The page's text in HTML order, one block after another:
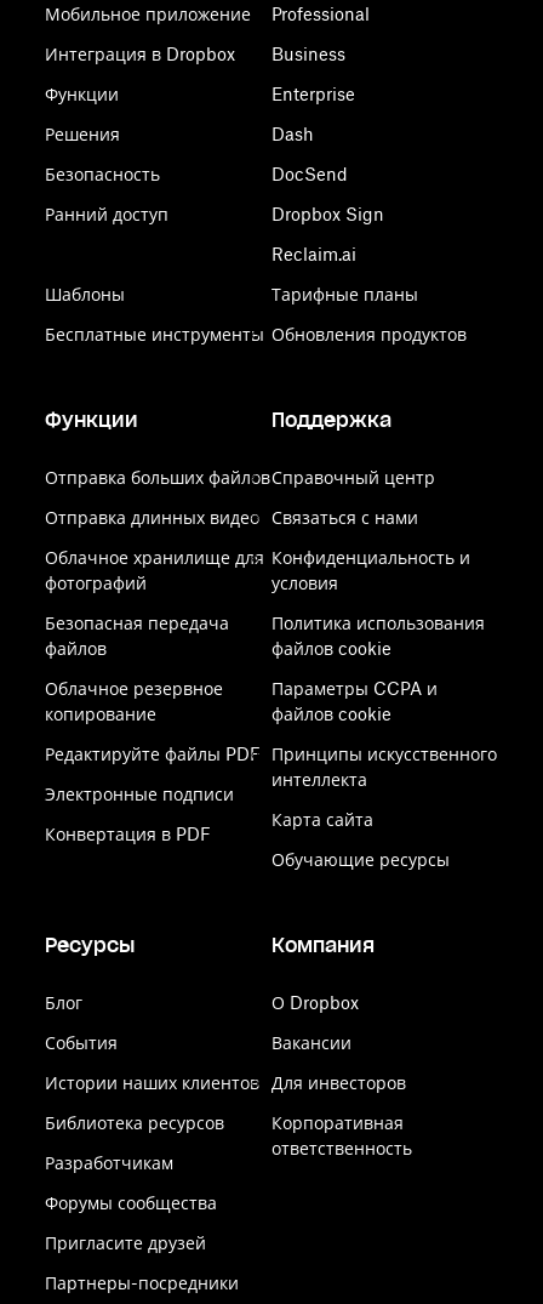
Мобильное приложение
Интеграция в Dropbox
Функции
Решения
Безопасность
Ранний доступ
Шаблоны
Бесплатные инструменты
Professional
Business
Enterprise
Dash
DocSend
Dropbox Sign
Reclaim.ai
Тарифные планы
Обновления продуктов
Функции
Отправка больших файлов
Отправка длинных видео
Облачное хранилище для
фотографий
Безопасная передача
файлов
Облачное резервное
копирование
Редактируйте файлы PDF
Электронные подписи
Конвертация в PDF
Поддержка
Справочный центр
Связаться с нами
Конфиденциальность и
условия
Политика использования
файлов cookie
Параметры CCPA и
файлов cookie
Принципы искусственного
интеллекта
Карта сайта
Обучающие ресурсы
Ресурсы
Блог
События
Истории наших клиентов
Библиотека ресурсов
Разработчикам
Форумы сообщества
Пригласите друзей
Партнеры-посредники
Компания
О Dropbox
Вакансии
Для инвесторов
Корпоративная
ответственность